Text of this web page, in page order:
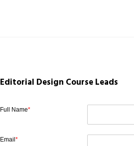
Editorial Design Course Leads
Full Name*
Email *